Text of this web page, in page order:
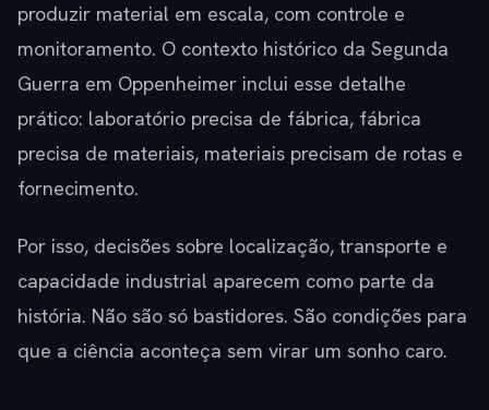
produzir material em escala, com controle e
monitoramento. O contexto histórico da Segunda
Guerra em Oppenheimer inclui esse detalhe
prático: laboratório precisa de fábrica, fábrica
precisa de materiais, materiais precisam de rotas e
fornecimento.
Por isso, decisões sobre localização, transporte e
capacidade industrial aparecem como parte da
história. Não são só bastidores. São condições para
que a ciência aconteça sem virar um sonho caro.